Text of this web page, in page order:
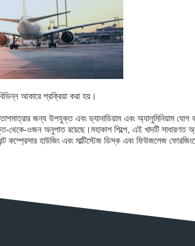
আকারে প্রক্রিয়া করা হয়।
জন্য উপযুক্ত এবং ভ্যানাডিয়াম এবং অ্যালুমিনিয়াম যোগ
ওজন অনুপাত রয়েছে।মহাকাশ শিল্পে, এই খাদটি সাধারণত
কম্প্রেসার হাউজিং এবং মাল্টিস্টেজ ডিস্ক এবং ফিউজলেজ